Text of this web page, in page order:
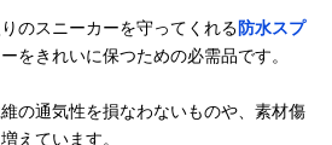
のスニーカーを守ってくれる防水スプ
をきれいに保つための必需品です。
の通気性を損なわないものや、素材傷
えています。